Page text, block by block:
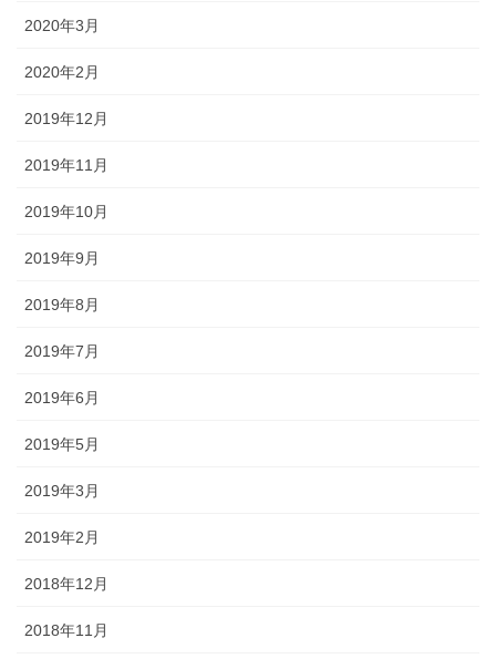
2020年3月
2020年2月
2019年12月
2019年11月
2019年10月
2019年9月
2019年8月
2019年7月
2019年6月
2019年5月
2019年3月
2019年2月
2018年12月
2018年11月